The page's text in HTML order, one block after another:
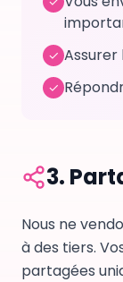
✓
✓
3.
Nous ne
à des tiers.
partagées